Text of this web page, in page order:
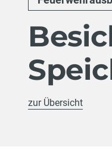
zur Übersicht